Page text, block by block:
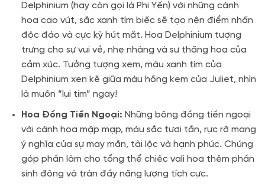
Delphinium (hay còn gọi là Phi Yến) với những cành
hoa cao vút, sắc xanh tím biếc sẽ tạo nên điểm nhấn
độc đáo và cực kỳ hút mắt. Hoa Delphinium tượng
trưng cho sự vui vẻ, nhẹ nhàng và sự thăng hoa của
cảm xúc. Tưởng tượng xem, màu xanh tím của
Delphinium xen kẽ giữa màu hồng kem của Juliet, nhìn
là muốn “lụi tim” ngay!
Hoa Đồng Tiền Ngoại: Những bông đồng tiền ngoại
với cánh hoa mập mạp, màu sắc tươi tắn, rực rỡ mang
ý nghĩa của sự may mắn, tài lộc và hạnh phúc. Chúng
góp phần làm cho tổng thể chiếc vali hoa thêm phần
sinh động và tràn đầy năng lượng tích cực.